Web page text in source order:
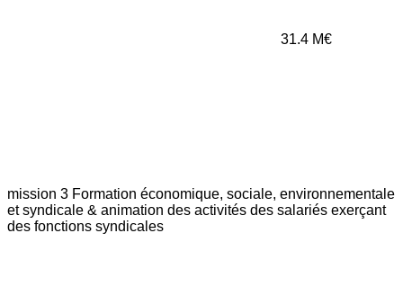
31.4 M€
mission 3 Formation économique, sociale, environnementale
et syndicale & animation des activités des salariés exerçant
des fonctions syndicales